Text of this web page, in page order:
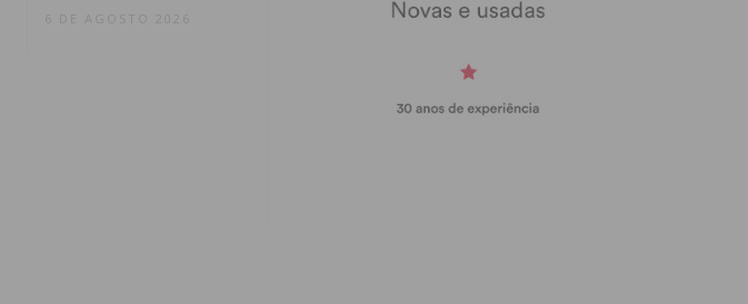
6 DE AGOSTO 2026